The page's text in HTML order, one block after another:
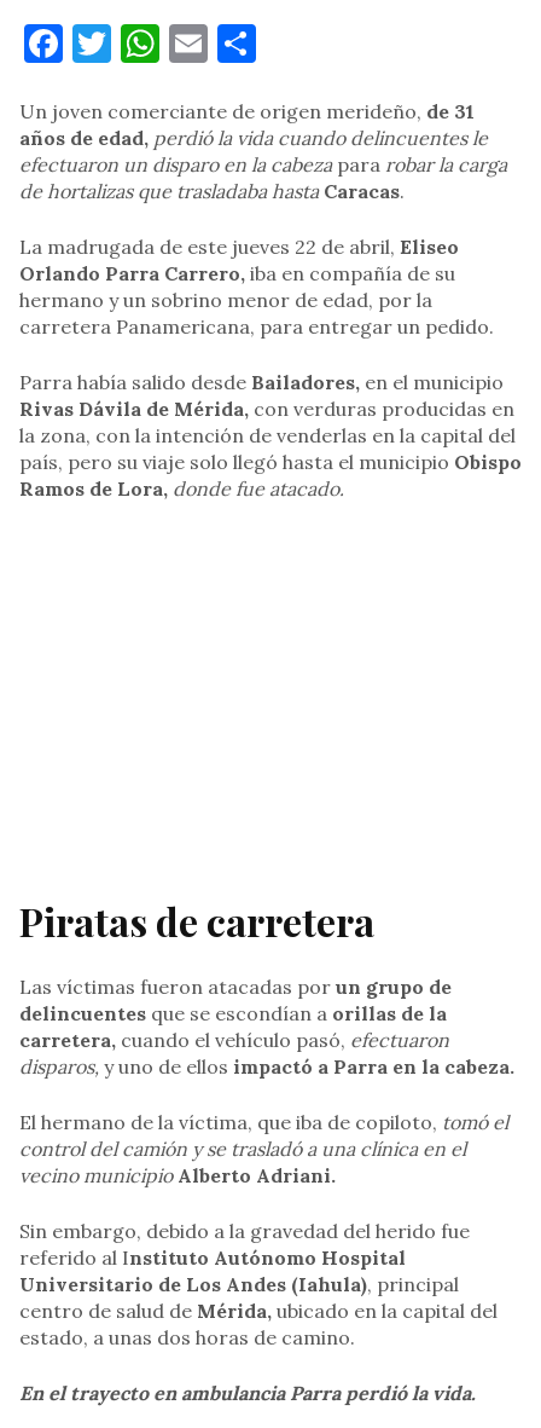
Facebook
Twitter
WhatsApp
Email
Un joven comerciante de origen merideño, de 31
años de edad, perdió la vida cuando delincuentes le
efectuaron un disparo en la cabezapara robar la carga
de hortalizas que trasladaba hasta Caracas.
La madrugada de este jueves 22 de abril, Eliseo
Orlando Parra Carrero, iba en compañía de su
hermano y un sobrino menor de edad, por la
carretera Panamericana, para entregar un pedido.
Parra había salido desde Bailadores, en el municipio
Rivas Dávila de Mérida, con verduras producidas en
la zona, con la intención de venderlas en la capital del
país, pero su viaje solo llegó hasta el municipio Obispo
Ramos de Lora, donde fue atacado.
Piratas de carretera
Las víctimas fueron atacadas por un grupo de
delincuentes que se escondían a orillas de la
carretera, cuando el vehículo pasó, efectuaron
disparos, y uno de ellos impactó a Parra en la cabeza.
El hermano de la víctima, que iba de copiloto, tomó el
control del camión y se trasladó a una clínica en el
vecino municipio Alberto Adriani.
Sin embargo, debido a la gravedad del herido fue
referido al Instituto Autónomo Hospital
Universitario de Los Andes (Iahula), principal
centro de salud de Mérida, ubicado en la capital del
estado, a unas dos horas de camino.
En el trayecto en ambulancia Parra perdió la vida.